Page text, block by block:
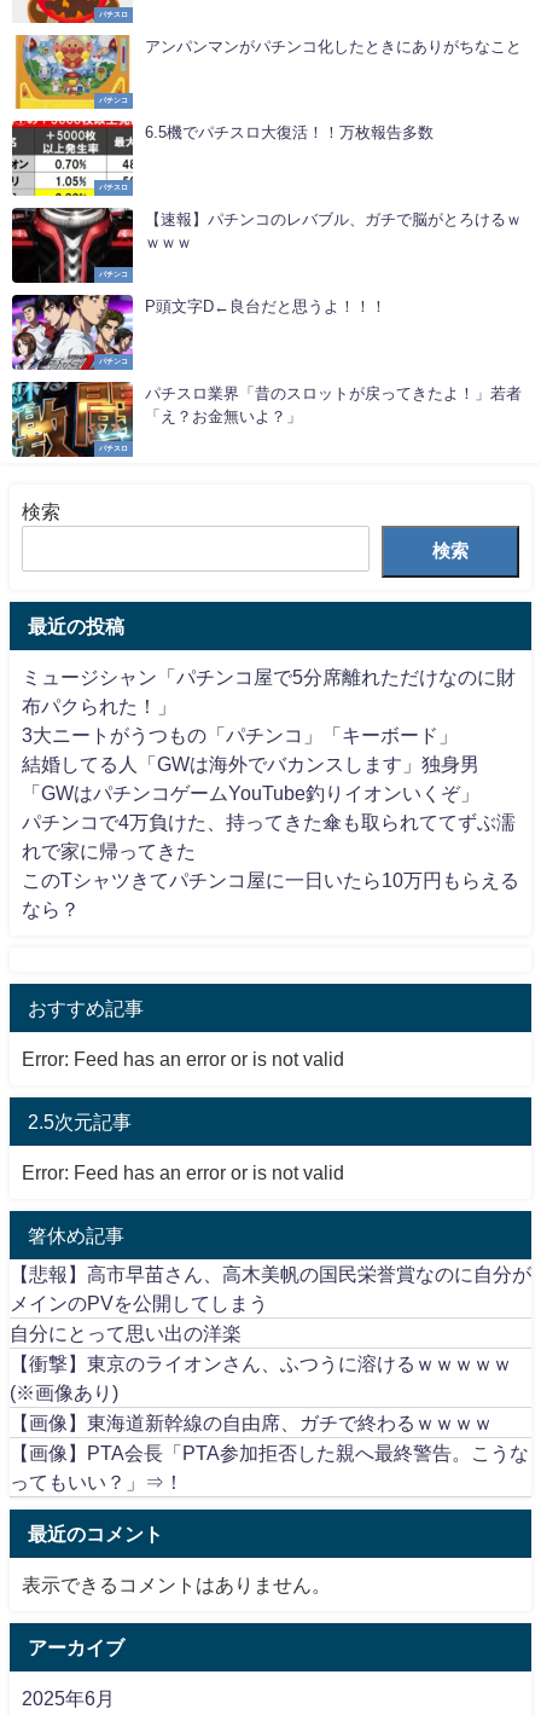
パチスロ
パチンコ
アンパンマンがパチンコ化したときにありがちなこと
パチスロ
6.5機でパチスロ大復活！！万枚報告多数
パチンコ
【速報】パチンコのレバブル、ガチで脳がとろけるｗ
ｗｗｗ
パチンコ
P頭文字D←良台だと思うよ！！！
パチスロ
パチスロ業界「昔のスロットが戻ってきたよ！」若者
「え？お金無いよ？」
検索
検索
最近の投稿
ミュージシャン「パチンコ屋で5分席離れただけなのに財
布パクられた！」
3大ニートがうつもの「パチンコ」「キーボード」
結婚してる人「GWは海外でバカンスします」独身男
「GWはパチンコゲームYouTube釣りイオンいくぞ」
パチンコで4万負けた、持ってきた傘も取られててずぶ濡
れで家に帰ってきた
このTシャツきてパチンコ屋に一日いたら10万円もらえる
なら？
おすすめ記事
Error: Feed has an error or is not valid
2.5次元記事
Error: Feed has an error or is not valid
箸休め記事
【悲報】高市早苗さん、高木美帆の国民栄誉賞なのに自分が
メインのPVを公開してしまう
自分にとって思い出の洋楽
【衝撃】東京のライオンさん、ふつうに溶けるｗｗｗｗｗ
(※画像あり)
【画像】東海道新幹線の自由席、ガチで終わるｗｗｗｗ
【画像】PTA会長「PTA参加拒否した親へ最終警告。こうな
ってもいい？」⇒！
最近のコメント
表示できるコメントはありません。
アーカイブ
2025年6月